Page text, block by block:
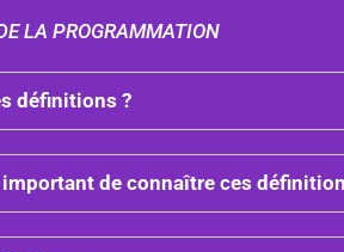
LA PROGRAMMATION
définitions ?
de connaître ces